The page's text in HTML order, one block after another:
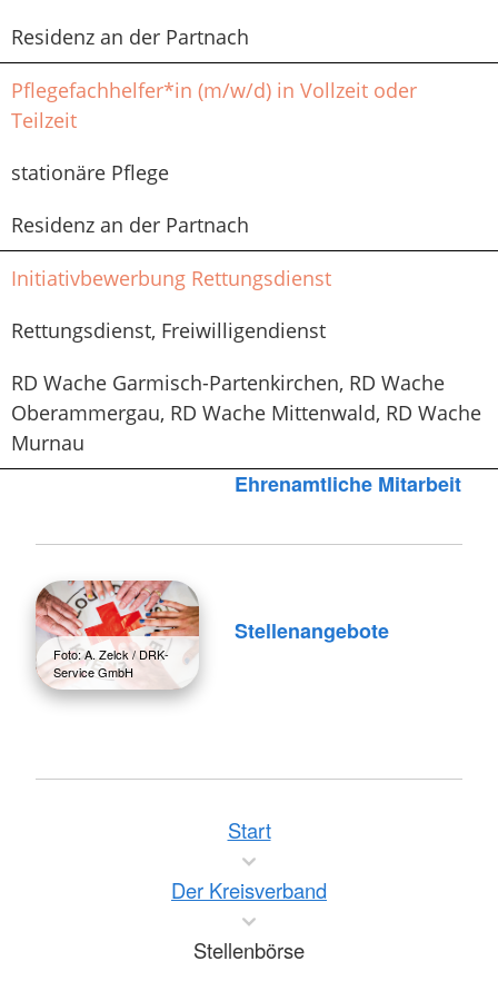
Residenz an der Partnach
Pflegefachhelfer*in (m/w/d) in Vollzeit oder
Teilzeit
stationäre Pflege
Residenz an der Partnach
Initiativbewerbung Rettungsdienst
Rettungsdienst, Freiwilligendienst
RD Wache Garmisch-Partenkirchen, RD Wache
Oberammergau, RD Wache Mittenwald, RD Wache
Murnau
Ehrenamtliche Mitarbeit
Foto: A. Zelck / DRK-
Service GmbH
Stellenangebote
Start
Der Kreisverband
Stellenbörse